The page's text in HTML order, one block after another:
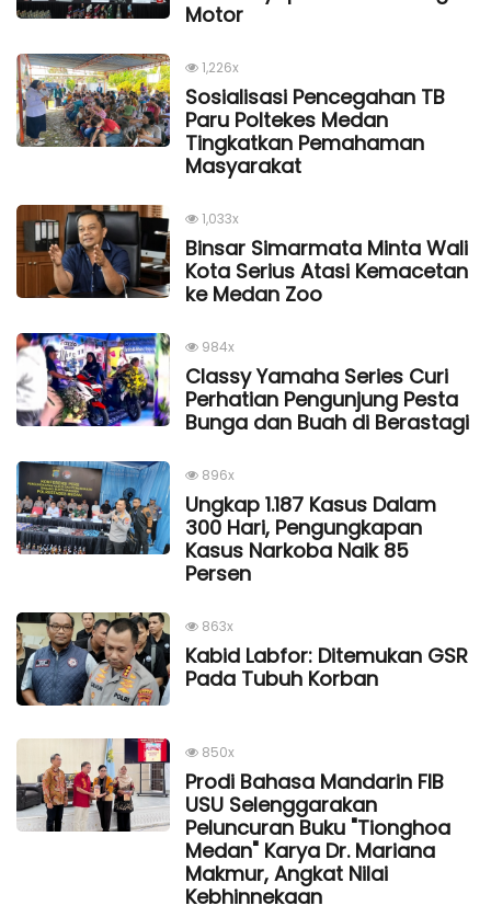
Motor
1,226x
Sosialisasi Pencegahan TB
Paru Poltekes Medan
Tingkatkan Pemahaman
Masyarakat
1,033x
Binsar Simarmata Minta Wali
Kota Serius Atasi Kemacetan
ke Medan Zoo
984x
Classy Yamaha Series Curi
Perhatian Pengunjung Pesta
Bunga dan Buah di Berastagi
896x
Ungkap 1.187 Kasus Dalam
300 Hari, Pengungkapan
Kasus Narkoba Naik 85
Persen
863x
Kabid Labfor: Ditemukan GSR
Pada Tubuh Korban
850x
Prodi Bahasa Mandarin FIB
USU Selenggarakan
Peluncuran Buku "Tionghoa
Medan" Karya Dr. Mariana
Makmur, Angkat Nilai
Kebhinnekaan